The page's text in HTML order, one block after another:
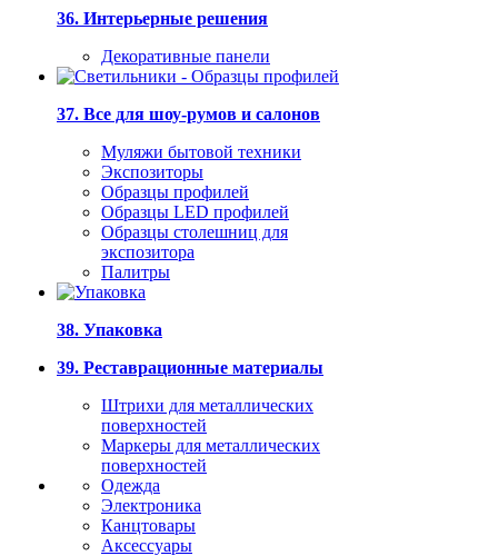
36. Интерьерные решения
Декоративные панели
37. Все для шоу-румов и салонов
Муляжи бытовой техники
Экспозиторы
Образцы профилей
Образцы LED профилей
Образцы столешниц для
экспозитора
Палитры
38. Упаковка
39. Реставрационные материалы
Штрихи для металлических
поверхностей
Маркеры для металлических
поверхностей
Одежда
Электроника
Канцтовары
Аксессуары